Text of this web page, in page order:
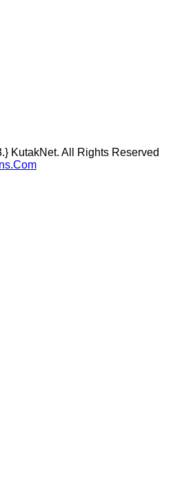
KutakNet. All Rights Reserved